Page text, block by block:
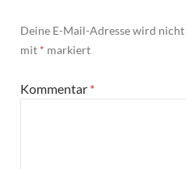
Deine E-Mail-Adresse wird
mit * markiert
Kommentar *